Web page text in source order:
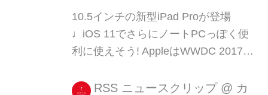
10.5インチの新型iPad Proが登場
♩iOS 11でさらにノートPCっぽく便
利に使えそう! AppleはWWDC 2017で
表。 従来の9.7インチ型に置き換わる
RSS ニュースクリップ @ カ